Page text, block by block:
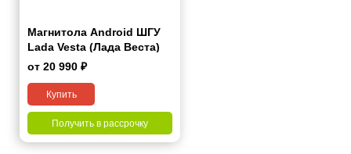
Магнитола Android ШГУ
Lada Vesta (Лада Веста)
2015+ 9"
от 20 990 ₽
Купить
Получить в рассрочку